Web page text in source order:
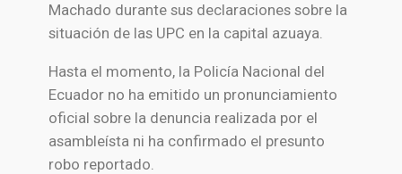
Machado durante sus declaraciones sobre la
situación de las UPC en la capital azuaya.
Hasta el momento, la Policía Nacional del
Ecuadorno ha emitido un pronunciamiento
oficial sobre la denuncia realizada por el
asambleísta ni ha confirmado el presunto
robo reportado.